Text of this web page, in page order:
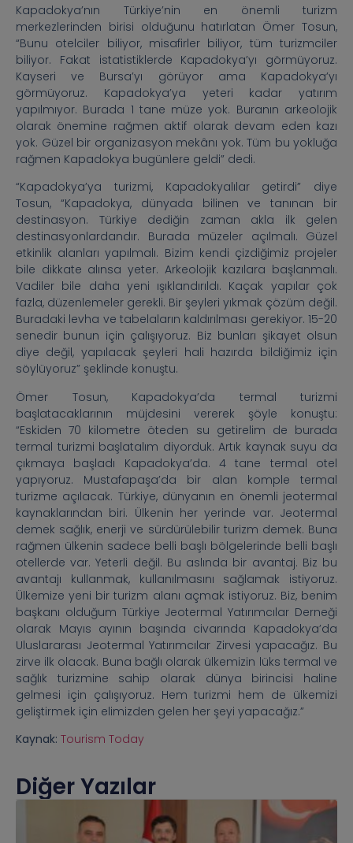
Kapadokya’nın Türkiye’nin en önemli turizm
merkezlerinden birisi olduğunu hatırlatan Ömer Tosun,
“Bunu otelciler biliyor, misafirler biliyor, tüm turizmciler
biliyor. Fakat istatistiklerde Kapadokya’yı görmüyoruz.
Kayseri ve Bursa’yı görüyor ama Kapadokya’yı
görmüyoruz. Kapadokya’ya yeteri kadar yatırım
yapılmıyor. Burada 1 tane müze yok. Buranın arkeolojik
olarak önemine rağmen aktif olarak devam eden kazı
yok. Güzel bir organizasyon mekânı yok. Tüm bu yokluğa
rağmen Kapadokya bugünlere geldi” dedi.
“Kapadokya’ya turizmi, Kapadokyalılar getirdi” diye
Tosun, “Kapadokya, dünyada bilinen ve tanınan bir
destinasyon. Türkiye dediğin zaman akla ilk gelen
destinasyonlardandır. Burada müzeler açılmalı. Güzel
etkinlik alanları yapılmalı. Bizim kendi çizdiğimiz projeler
bile dikkate alınsa yeter. Arkeolojik kazılara başlanmalı.
Vadiler bile daha yeni ışıklandırıldı. Kaçak yapılar çok
fazla, düzenlemeler gerekli. Bir şeyleri yıkmak çözüm değil.
Buradaki levha ve tabelaların kaldırılması gerekiyor. 15-20
senedir bunun için çalışıyoruz. Biz bunları şikayet olsun
diye değil, yapılacak şeyleri hali hazırda bildiğimiz için
söylüyoruz” şeklinde konuştu.
Ömer Tosun, Kapadokya’da termal turizmi
başlatacaklarının müjdesini vererek şöyle konuştu:
“Eskiden 70 kilometre öteden su getirelim de burada
termal turizmi başlatalım diyorduk. Artık kaynak suyu da
çıkmaya başladı Kapadokya’da. 4 tane termal otel
yapıyoruz. Mustafapaşa’da bir alan komple termal
turizme açılacak. Türkiye, dünyanın en önemli jeotermal
kaynaklarından biri. Ülkenin her yerinde var. Jeotermal
demek sağlık, enerji ve sürdürülebilir turizm demek. Buna
rağmen ülkenin sadece belli başlı bölgelerinde belli başlı
otellerde var. Yeterli değil. Bu aslında bir avantaj. Biz bu
avantajı kullanmak, kullanılmasını sağlamak istiyoruz.
Ülkemize yeni bir turizm alanı açmak istiyoruz. Biz, benim
başkanı olduğum Türkiye Jeotermal Yatırımcılar Derneği
olarak Mayıs ayının başında civarında Kapadokya’da
Uluslararası Jeotermal Yatırımcılar Zirvesi yapacağız. Bu
zirve ilk olacak. Buna bağlı olarak ülkemizin lüks termal ve
sağlık turizmine sahip olarak dünya birincisi haline
gelmesi için çalışıyoruz. Hem turizmi hem de ülkemizi
geliştirmek için elimizden gelen her şeyi yapacağız.”
Kaynak: Tourism Today
Diğer Yazılar